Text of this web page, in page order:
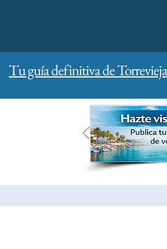
Tu guía definitiva de